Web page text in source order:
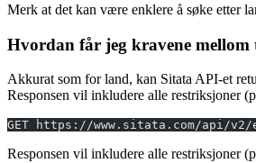
Merk at det kan være enklere å søke etter
Hvordan får jeg kravene mellom
Akkurat som for land, kan Sitata API-et
Responsen vil inkludere alle restriksjoner
GET https://www.sitata.com/api/v2/
Responsen vil inkludere alle restriksjoner